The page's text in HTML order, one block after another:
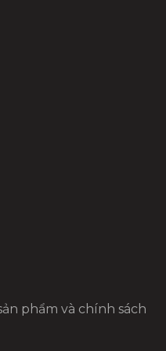
phẩm và chính sách